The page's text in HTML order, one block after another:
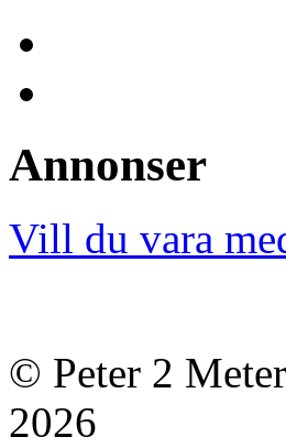
Annonser
Vill du vara
© Peter 2
2026